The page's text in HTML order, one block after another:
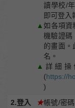
讀學校/
即可登入
▲如各項資
機驗證碼
的畫面。
名。
▲詳細操
(https://
)
2.登入
★帳號/密